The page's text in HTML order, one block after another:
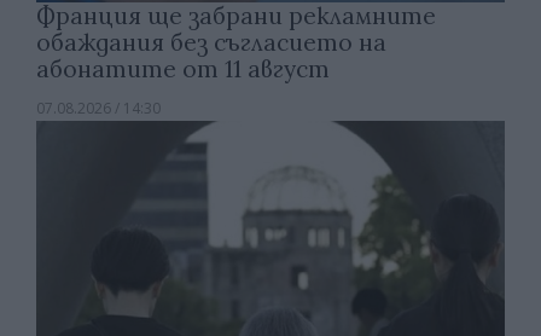
Франция ще забрани рекламните
обаждания без съгласието на
абонатите от 11 август
07.08.2026 / 14:30